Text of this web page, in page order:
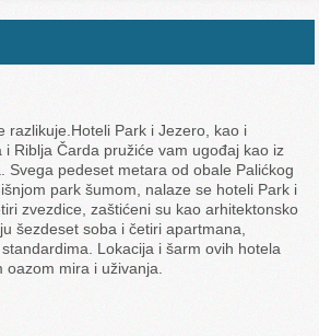
razlikuje.Hoteli Park i Jezero, kao i
Riblja Čarda pružiće vam ugođaj kao iz
Svega pedeset metara od obale Palićkog
park šumom, nalaze se hoteli Park i
zvezdice, zaštićeni su kao arhitektonsko
šezdeset soba i četiri apartmana,
Lokacija i šarm ovih hotela
mira i uživanja.